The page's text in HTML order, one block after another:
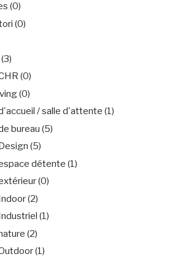
(0)
(0)
(3)
(0)
(0)
/ salle d'attente (1)
bureau (5)
(5)
détente (1)
(0)
(2)
(1)
(2)
(1)